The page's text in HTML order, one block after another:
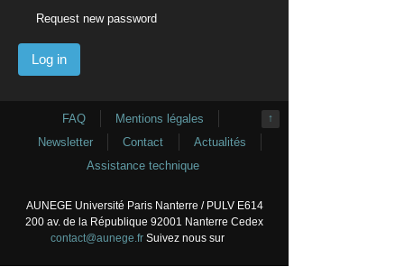
Request new password
↑
FAQ
Mentions légales
Newsletter
Contact
Actualités
Assistance technique
AUNEGE Université Paris Nanterre / PULV E614
200 av. de la République 92001 Nanterre Cedex
contact@aunege.frSuivez nous sur